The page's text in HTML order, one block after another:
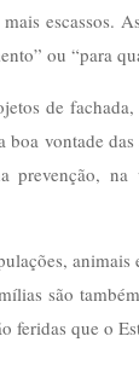
escassos.
ou “para
de
vontade
prevenção,
são
feridas que o